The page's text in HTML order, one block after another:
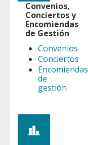
Convenios,
Conciertos y
Encomiendas
de Gestión
Convenios
Conciertos
Encomiendas
de
gestión